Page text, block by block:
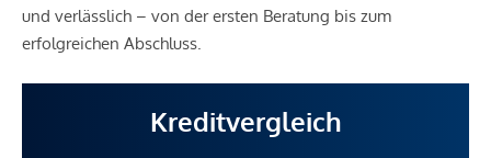
und verlässlich – von der ersten Beratung bis zum
erfolgreichen Abschluss.
Kreditvergleich